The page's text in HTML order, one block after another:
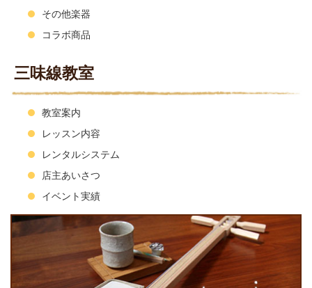
その他楽器
コラボ商品
三味線教室
教室案内
レッスン内容
レンタルシステム
店主あいさつ
イベント実績